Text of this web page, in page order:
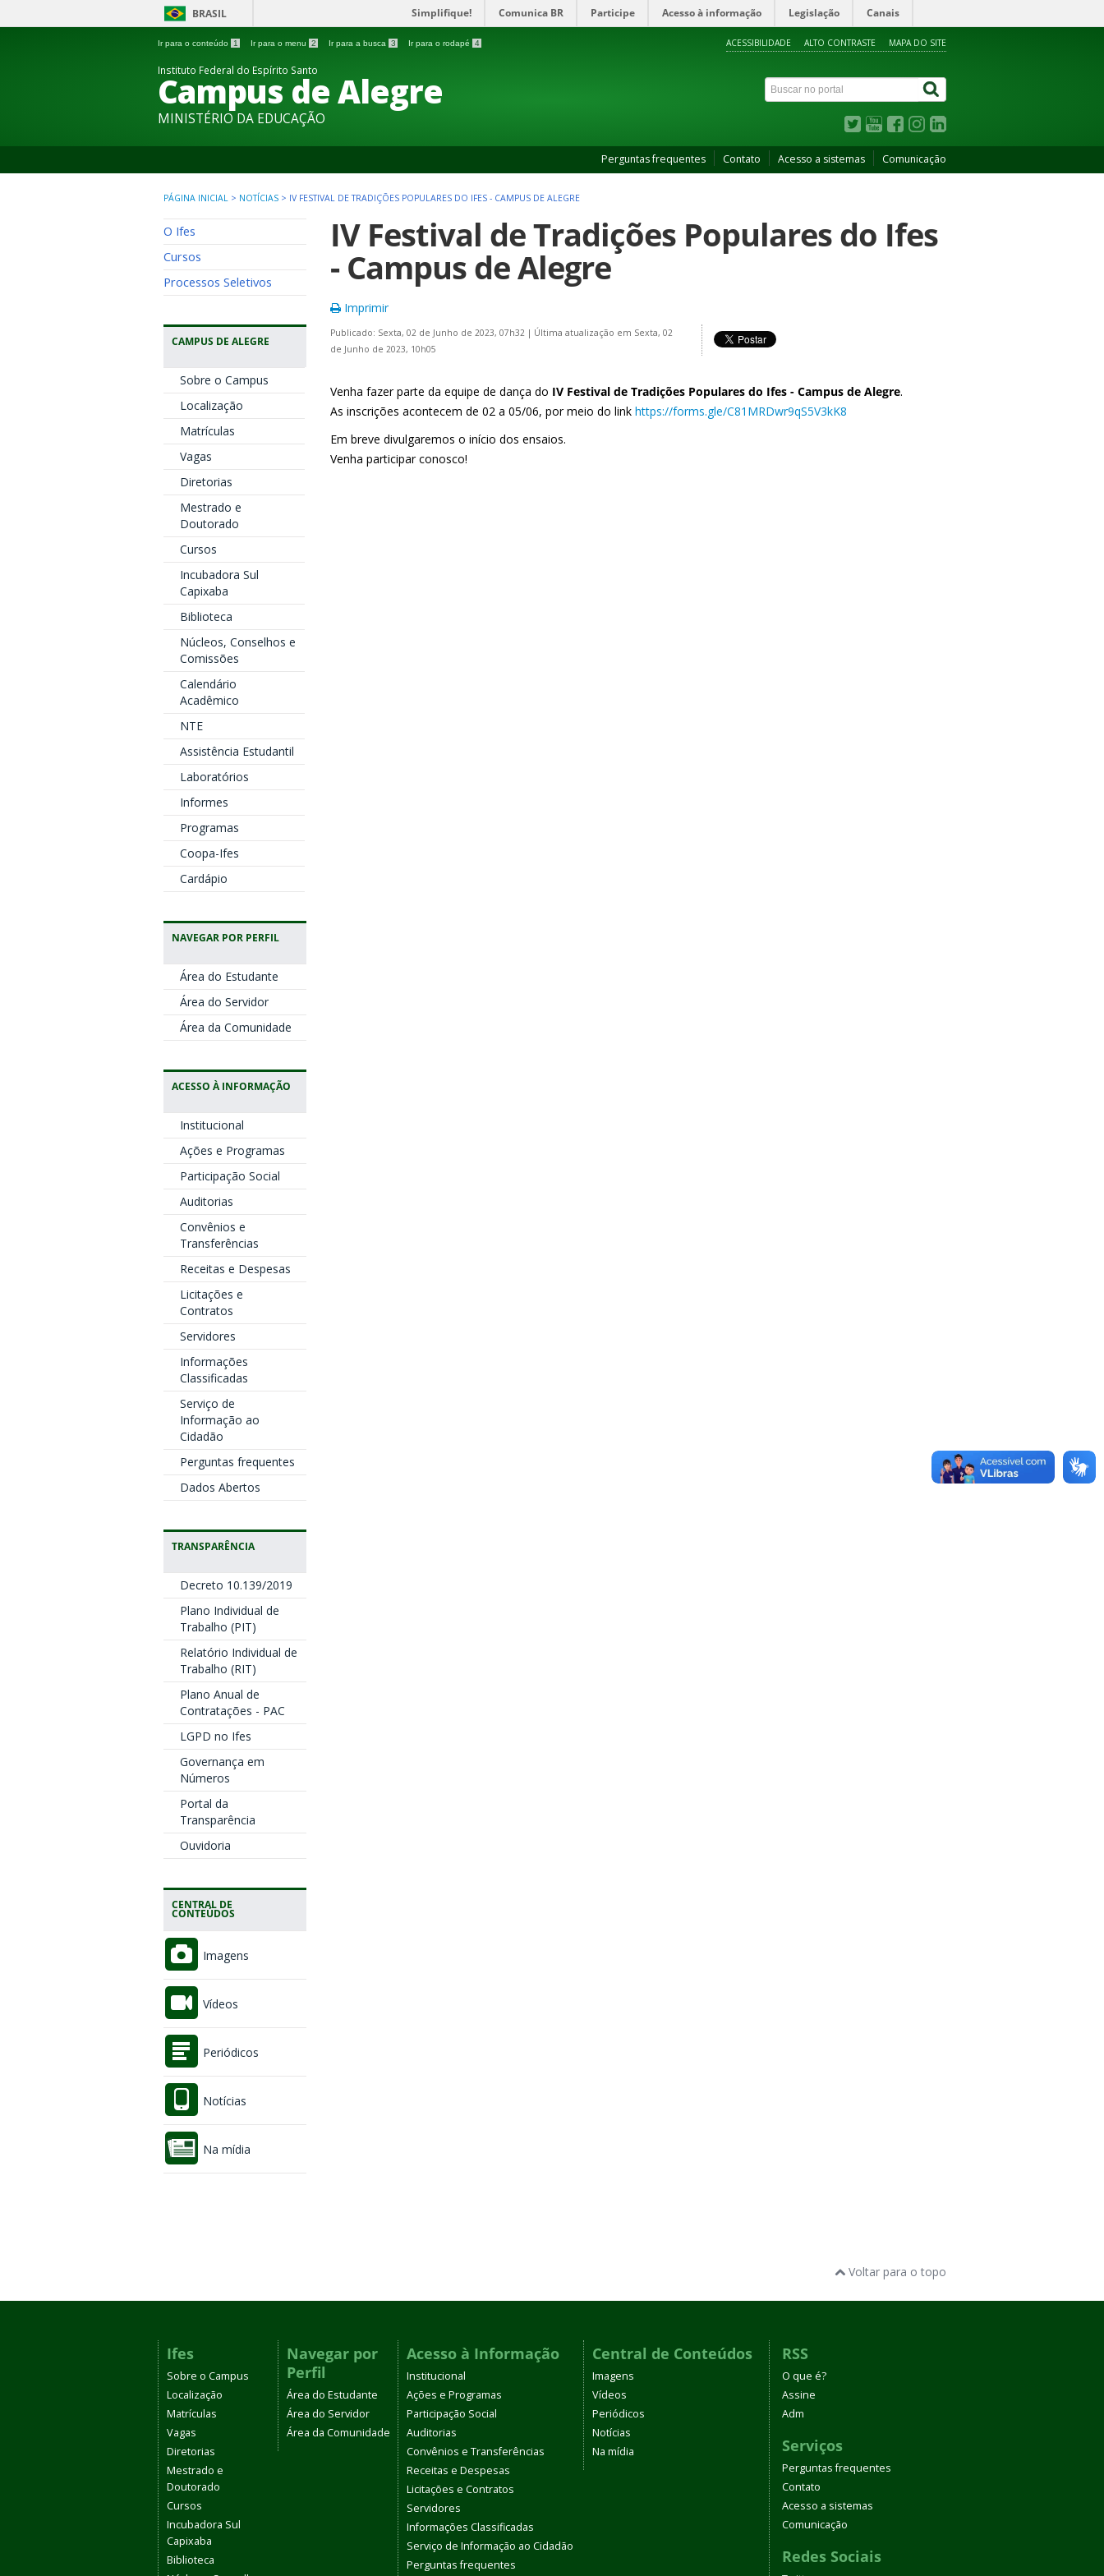
BRASIL Simplifique! Comunica BR Participe Acesso à informação Legislação Canais
Ir para o conteúdo 1 Ir para o menu 2 Ir para a busca 3 Ir para o rodapé 4 ACESSIBILIDADE ALTO CONTRASTE MAPA DO SITE
Instituto Federal do Espírito Santo
Campus de Alegre
MINISTÉRIO DA EDUCAÇÃO
Perguntas frequentes Contato Acesso a sistemas Comunicação
PÁGINA INICIAL > NOTÍCIAS > IV FESTIVAL DE TRADIÇÕES POPULARES DO IFES - CAMPUS DE ALEGRE
O Ifes
Cursos
Processos Seletivos
CAMPUS DE ALEGRE
Sobre o Campus
Localização
Matrículas
Vagas
Diretorias
Mestrado e
Doutorado
Cursos
Incubadora Sul
Capixaba
Biblioteca
Núcleos, Conselhos e
Comissões
Calendário
Acadêmico
NTE
Assistência Estudantil
Laboratórios
Informes
Programas
Coopa-Ifes
Cardápio
NAVEGAR POR PERFIL
Área do Estudante
Área do Servidor
Área da Comunidade
ACESSO À INFORMAÇÃO
Institucional
Ações e Programas
Participação Social
Auditorias
Convênios e
Transferências
Receitas e Despesas
Licitações e
Contratos
Servidores
Informações
Classificadas
Serviço de
Informação ao
Cidadão
Perguntas frequentes
Dados Abertos
TRANSPARÊNCIA
Decreto 10.139/2019
Plano Individual de
Trabalho (PIT)
Relatório Individual de
Trabalho (RIT)
Plano Anual de
Contratações - PAC
LGPD no Ifes
Governança em
Números
Portal da
Transparência
Ouvidoria
CENTRAL DE
CONTEÚDOS
Imagens
Vídeos
Periódicos
Notícias
Na mídia
IV Festival de Tradições Populares do Ifes
- Campus de Alegre
Imprimir
Publicado: Sexta, 02 de Junho de 2023, 07h32 | Última atualização em Sexta, 02
de Junho de 2023, 10h05
Venha fazer parte da equipe de dança do IV Festival de Tradições Populares do Ifes - Campus de Alegre.
As inscrições acontecem de 02 a 05/06, por meio do link https://forms.gle/C81MRDwr9qS5V3kK8
Em breve divulgaremos o início dos ensaios.
Venha participar conosco!
Voltar para o topo
Ifes
Sobre o Campus
Localização
Matrículas
Vagas
Diretorias
Mestrado e
Doutorado
Cursos
Incubadora Sul
Capixaba
Biblioteca
Navegar por
Perfil
Área do Estudante
Área do Servidor
Área da Comunidade
Acesso à Informação
Institucional
Ações e Programas
Participação Social
Auditorias
Convênios e Transferências
Receitas e Despesas
Licitações e Contratos
Servidores
Informações Classificadas
Serviço de Informação ao Cidadão
Perguntas frequentes
Central de Conteúdos
Imagens
Vídeos
Periódicos
Notícias
Na mídia
RSS
O que é?
Assine
Adm
Serviços
Perguntas frequentes
Contato
Acesso a sistemas
Comunicação
Redes Sociais